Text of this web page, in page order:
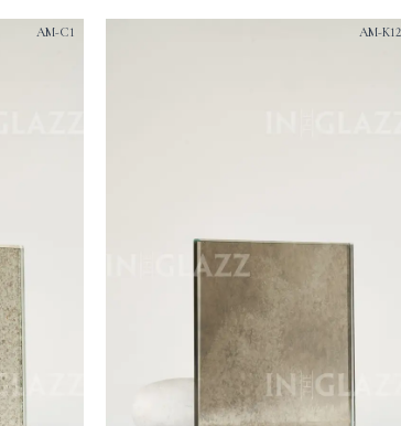
AM-C1 AM-K12